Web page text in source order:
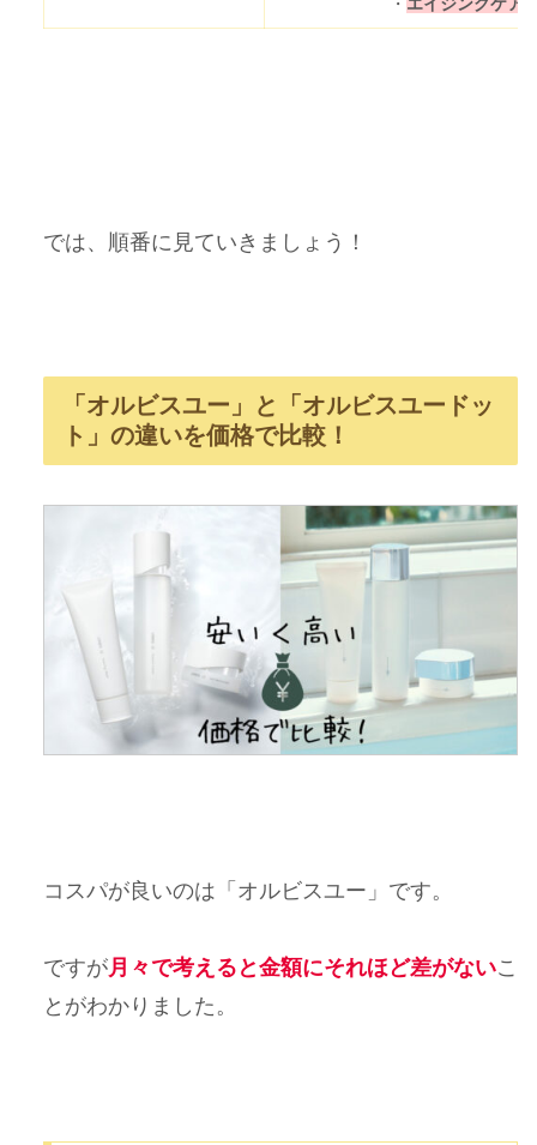
・ エイジングケア
では、順番に見ていきましょう！
「オルビスユー」と「オルビスユードッ
ト」の違いを価格で比較！
コスパが良いのは「オルビスユー」です。
ですが月々で考えると金額にそれほど差がないこ
とがわかりました。